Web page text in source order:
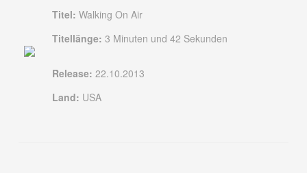
Titel: Walking On Air
Titellänge: 3 Minuten und 42 Sekunden
Release: 22.10.2013
Land: USA